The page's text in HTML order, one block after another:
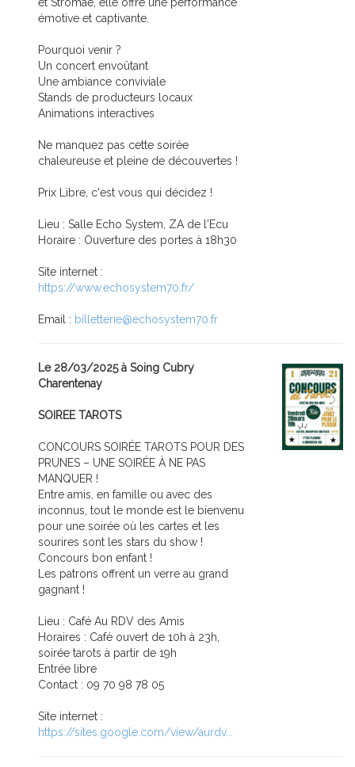
et Stromae, elle offre une performance
émotive et captivante.
Pourquoi venir ?
Un concert envoûtant
Une ambiance conviviale
Stands de producteurs locaux
Animations interactives
Ne manquez pas cette soirée
chaleureuse et pleine de découvertes !
Prix Libre, c'est vous qui décidez !
Lieu : Salle Echo System, ZA de l'Ecu
Horaire : Ouverture des portes à 18h30
Site internet :
https://www.echosystem70.fr/
Email : billetterie@echosystem70.fr
Le 28/03/2025 à Soing Cubry
Charentenay
SOIREE TAROTS
CONCOURS SOIRÉE TAROTS POUR DES
PRUNES – UNE SOIRÉE À NE PAS
MANQUER !
Entre amis, en famille ou avec des
inconnus, tout le monde est le bienvenu
pour une soirée où les cartes et les
sourires sont les stars du show !
Concours bon enfant !
Les patrons offrent un verre au grand
gagnant !
Lieu : Café Au RDV des Amis
Horaires : Café ouvert de 10h à 23h,
soirée tarots à partir de 19h
Entrée libre
Contact : 09 70 98 78 05
Site internet :
https://sites.google.com/view/aurdv...